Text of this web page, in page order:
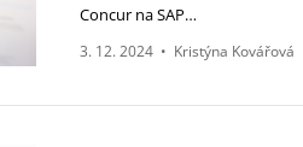
Concur na SAP…
3. 12. 2024 • Kristýna Kovářová